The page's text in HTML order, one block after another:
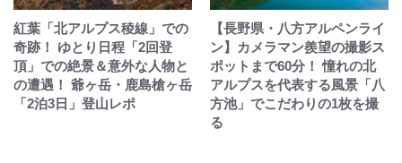
紅葉「北アルプス稜線」での
奇跡！ ゆとり日程「2回登
頂」での絶景＆意外な人物と
の遭遇！ 爺ヶ岳・鹿島槍ヶ岳
「2泊3日」登山レポ
【長野県・八方アルペンライ
ン】カメラマン羨望の撮影ス
ポットまで60分！ 憧れの北
アルプスを代表する風景「八
方池」でこだわりの1枚を撮
る